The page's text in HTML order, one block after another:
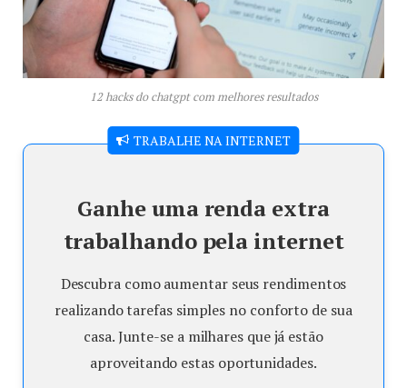
12 hacks do chatgpt com melhores resultados
TRABALHE NA INTERNET
Ganhe uma renda extra
trabalhando pela internet
Descubra como aumentar seus rendimentos
realizando tarefas simples no conforto de sua
casa. Junte-se a milhares que já estão
aproveitando estas oportunidades.